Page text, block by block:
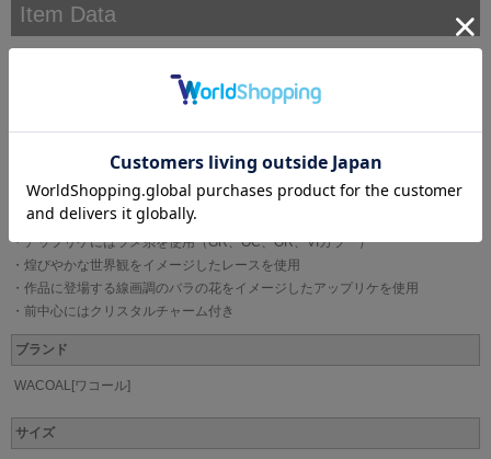
Item Data
・しっかり盛れる厚めのパッドでくっきり谷間メイク
・メイクした谷間をキレイに見せる低めの前中心
・パッドを取り外せるのでシーンに合わせてボリュームメイクが可能
●宮殿の装飾のように贅沢でセンシュアルに
・レースにはラメ糸を使用
・アップリケにはラメ糸を使用（GR、OC、OR、VIカラー）
・煌びやかな世界観をイメージしたレースを使用
・作品に登場する線画調のバラの花をイメージしたアップリケを使用
・前中心にはクリスタルチャーム付き
ブランド
WACOAL[ワコール]
サイズ